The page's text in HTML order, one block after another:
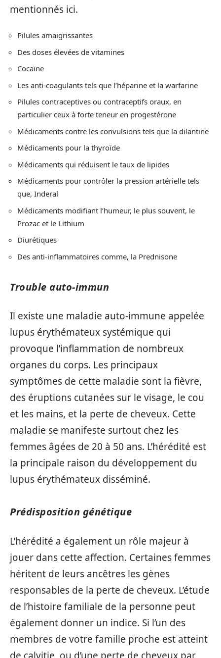
mentionnés ici.
Pilules amaigrissantes
Des doses élevées de vitamines
Cocaïne
Les anti-coagulants tels que l’héparine et la warfarine
Pilules contraceptives ou contraceptifs oraux, en
particulier ceux à forte teneur en progestérone
Médicaments contre les convulsions tels que la dilantine
Médicaments pour la thyroïde
Médicaments qui réduisent le taux de lipides
Médicaments pour contrôler la pression artérielle tels
que, Inderal
Médicaments modifiant l’humeur, le plus souvent, le
Prozac et le Lithium
Diurétiques
Des anti-inflammatoires comme, la Prednisone
Trouble auto-immun
Il existe une maladie auto-immune appelée
lupus érythémateux systémique qui
provoque l’inflammation de nombreux
organes du corps. Les principaux
symptômes de cette maladie sont la fièvre,
des éruptions cutanées sur le visage, le cou
et les mains, et la perte de cheveux. Cette
maladie se manifeste surtout chez les
femmes âgées de 20 à 50 ans. L’hérédité est
la principale raison du développement du
lupus érythémateux disséminé.
Prédisposition génétique
L’hérédité a également un rôle majeur à
jouer dans cette affection. Certaines femmes
héritent de leurs ancêtres les gènes
responsables de la perte de cheveux. L’étude
de l’histoire familiale de la personne peut
également donner un indice. Si l’un des
membres de votre famille proche est atteint